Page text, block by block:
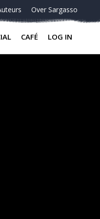
Over Sargasso
CAFÉ LOG IN